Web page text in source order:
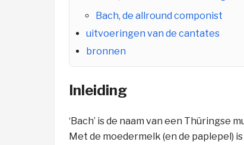
Bach, de allround componist
uitvoeringen van de cantates
bronnen
Inleiding
‘Bach’ is de naam van een Thüringse
Met de moedermelk (en de paplepel)